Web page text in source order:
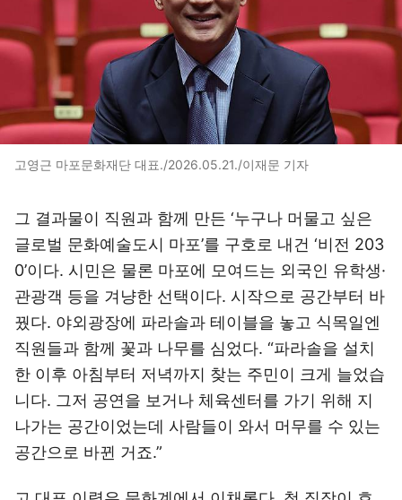
고영근 마포문화재단 대표./2026.05.21./이재문 기자
그 결과물이 직원과 함께 만든 ‘누구나 머물고 싶은
글로벌 문화예술도시 마포’를 구호로 내건 ‘비전 203
0’이다. 시민은 물론 마포에 모여드는 외국인 유학생·
관광객 등을 겨냥한 선택이다. 시작으로 공간부터 바
꿨다. 야외광장에 파라솔과 테이블을 놓고 식목일엔
직원들과 함께 꽃과 나무를 심었다. “파라솔을 설치
한 이후 아침부터 저녁까지 찾는 주민이 크게 늘었습
니다. 그저 공연을 보거나 체육센터를 가기 위해 지
나가는 공간이었는데 사람들이 와서 머무를 수 있는
공간으로 바뀐 거죠.”